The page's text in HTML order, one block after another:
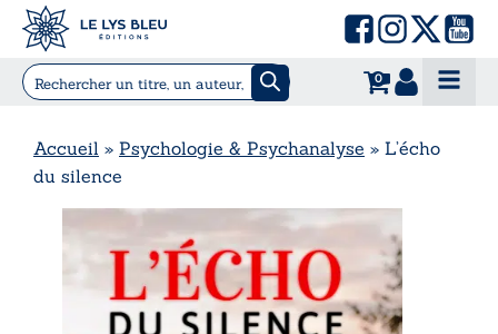
0
Accueil » Psychologie & Psychanalyse » L’écho
du silence